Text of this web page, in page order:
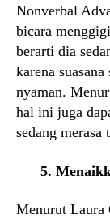
Nonverbal
bicara
berarti dia
karena
nyaman.
hal ini juga
sedang merasa
5.
Menurut Laura